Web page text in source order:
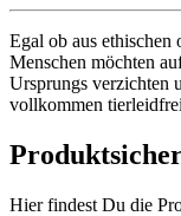
Egal ob aus ethischen
Menschen möchten
Ursprungs verzichten
vollkommen
Hier findest Du die